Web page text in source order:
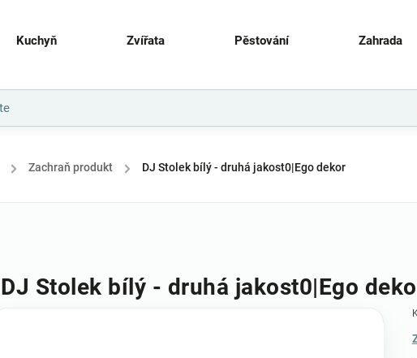
Kuchyň Zvířata Pěstování Zahrada
/ Zachraň produkt / DJ Stolek bílý - druhá jakost0|Ego dekor
DJ Stolek bílý - druhá jakost0|Ego